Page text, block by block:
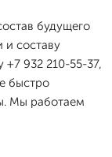
будущего
составу
+7 932 210-55-37,
быстро
Мы работаем